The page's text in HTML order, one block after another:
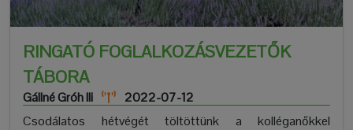
RINGATÓ FOGLALKOZÁSVEZETŐK
TÁBORA
Gállné Gróh Ili
2022-07-12
Csodálatos hétvégét töltöttünk a kolléganőkkel